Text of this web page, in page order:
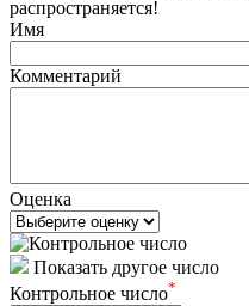
распространяется!
Имя
Комментарий
Оценка
Показать другое число
Контрольное число*